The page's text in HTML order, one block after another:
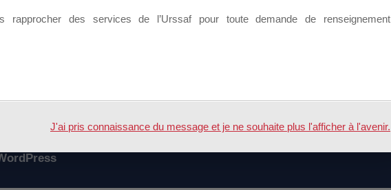
du dirigeant
des services de l’Urssaf pour toute demande de renseignement
J'ai pris connaissance du message et je ne souhaite plus l'afficher à l'avenir.